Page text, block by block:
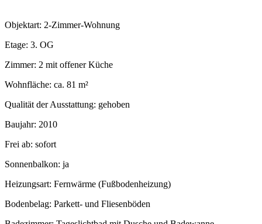
Objektart: 2-Zimmer-Wohnung
Etage: 3. OG
Zimmer: 2 mit offener Küche
Wohnfläche: ca. 81 m²
Qualität der Ausstattung: gehoben
Baujahr: 2010
Frei ab: sofort
Sonnenbalkon: ja
Heizungsart: Fernwärme (Fußbodenheizung)
Bodenbelag: Parkett- und Fliesenböden